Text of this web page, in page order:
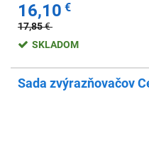
16,10 €
17,85€
SKLADOM
Sada zvýrazňovačov